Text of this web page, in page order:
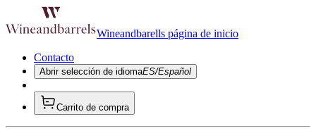
Wineandbarells página de inicio
Contacto
Abrir selección de idiomaES/Español
Carrito de compra